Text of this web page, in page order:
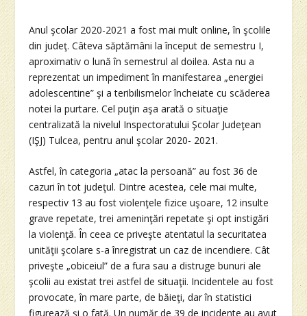
Anul şcolar 2020-2021 a fost mai mult online, în şcolile
din judeţ. Câteva săptămâni la început de semestru I,
aproximativ o lună în semestrul al doilea. Asta nu a
reprezentat un impediment în manifestarea „energiei
adolescentine” şi a teribilismelor încheiate cu scăderea
notei la purtare. Cel puţin aşa arată o situaţie
centralizată la nivelul Inspectoratului Şcolar Judeţean
(IŞJ) Tulcea, pentru anul şcolar 2020- 2021.
Astfel, în categoria „atac la persoană” au fost 36 de
cazuri în tot judeţul. Dintre acestea, cele mai multe,
respectiv 13 au fost violenţele fizice uşoare, 12 insulte
grave repetate, trei ameninţări repetate şi opt instigări
la violenţă. În ceea ce priveşte atentatul la securitatea
unităţii şcolare s-a înregistrat un caz de incendiere. Cât
priveşte „obiceiul” de a fura sau a distruge bunuri ale
şcolii au existat trei astfel de situaţii. Incidentele au fost
provocate, în mare parte, de băieţi, dar în statistici
figurează şi o fată. Un număr de 39 de incidente au avut